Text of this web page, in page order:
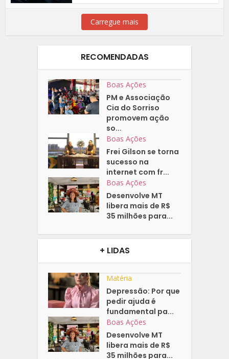
Carregue mais
RECOMENDADAS
Boas Ações
PM e Associação
Cia do Sorriso
promovem ação
so...
Boas Ações
Frei Gilson se torna
sucesso na
internet com fr...
Boas Ações
Desenvolve MT
libera mais de R$
35 milhões para...
+ LIDAS
Matéria
Depressão: Por que
pedir ajuda é
fundamental pa...
Boas Ações
Desenvolve MT
libera mais de R$
35 milhões para...